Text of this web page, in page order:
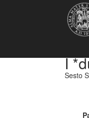
I
Sesto